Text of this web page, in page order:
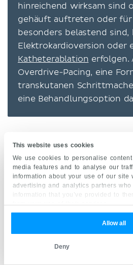
This website uses cookies
We use cookies to personalise
media features and to analyse our
information about your use of our site
advertising and analytics partners
information that you’ve provided to
from your use of their services.
Allow all
Deny
hinreichend wirksam sind
gehäuft auftreten oder
besonders belastend sind,
Elektrokardioversion oder
Katheterablation erfolgen.
Overdrive-Pacing, eine
transkutanen
eine Behandlungsoption
Literaturquellen
Alle auf Kenhub
gestellten Informationen
keine medizinischen Ratschläge.